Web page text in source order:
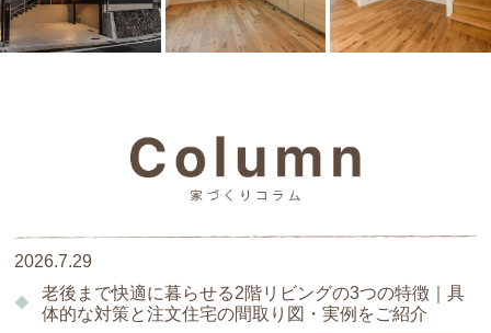
2026.7.29
老後まで快適に暮らせる2階リビングの3つの特徴｜具
体的な対策と注文住宅の間取り図・実例をご紹介